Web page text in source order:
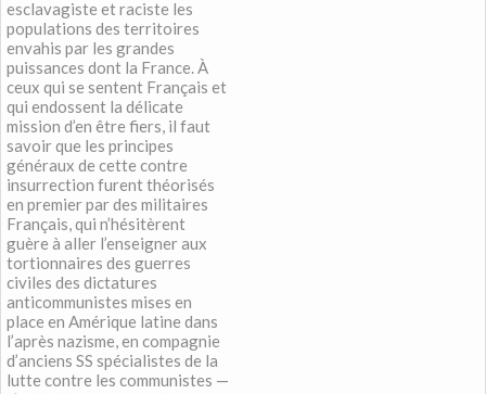
esclavagiste et raciste les
populations des territoires
envahis par les grandes
puissances dont la France. À
ceux qui se sentent Français et
qui endossent la délicate
mission d’en être fiers, il faut
savoir que les principes
généraux de cette contre
insurrection furent théorisés
en premier par des militaires
Français, qui n’hésitèrent
guère à aller l’enseigner aux
tortionnaires des guerres
civiles des dictatures
anticommunistes mises en
place en Amérique latine dans
l’après nazisme, en compagnie
d’anciens SS spécialistes de la
lutte contre les communistes —